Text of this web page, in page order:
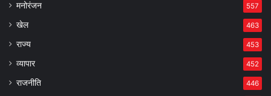
मनोरंजन 557
खेल 463
राज्य 453
व्यापार 452
राजनीति 446